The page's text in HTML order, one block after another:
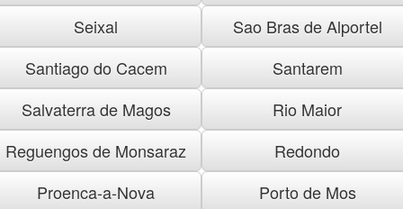
Seixal
Sao Bras de Alportel
Santiago do Cacem
Santarem
Salvaterra de Magos
Rio Maior
Reguengos de Monsaraz
Redondo
Proenca-a-Nova
Porto de Mos